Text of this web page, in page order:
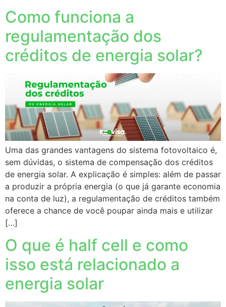
Como funciona a
regulamentação dos
créditos de energia solar?
Uma das grandes vantagens do sistema fotovoltaico é,
sem dúvidas, o sistema de compensação dos créditos
de energia solar. A explicação é simples: além de passar
a produzir a própria energia (o que já garante economia
na conta de luz), a regulamentação de créditos também
oferece a chance de você poupar ainda mais e utilizar
[…]
O que é half cell e como
isso está relacionado a
energia solar